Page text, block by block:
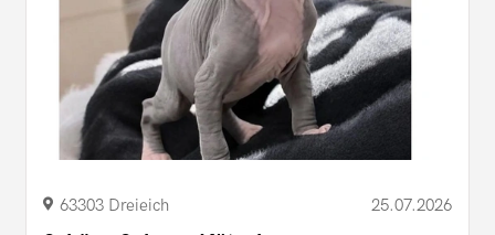
63303 Dreieich 25.07.2026